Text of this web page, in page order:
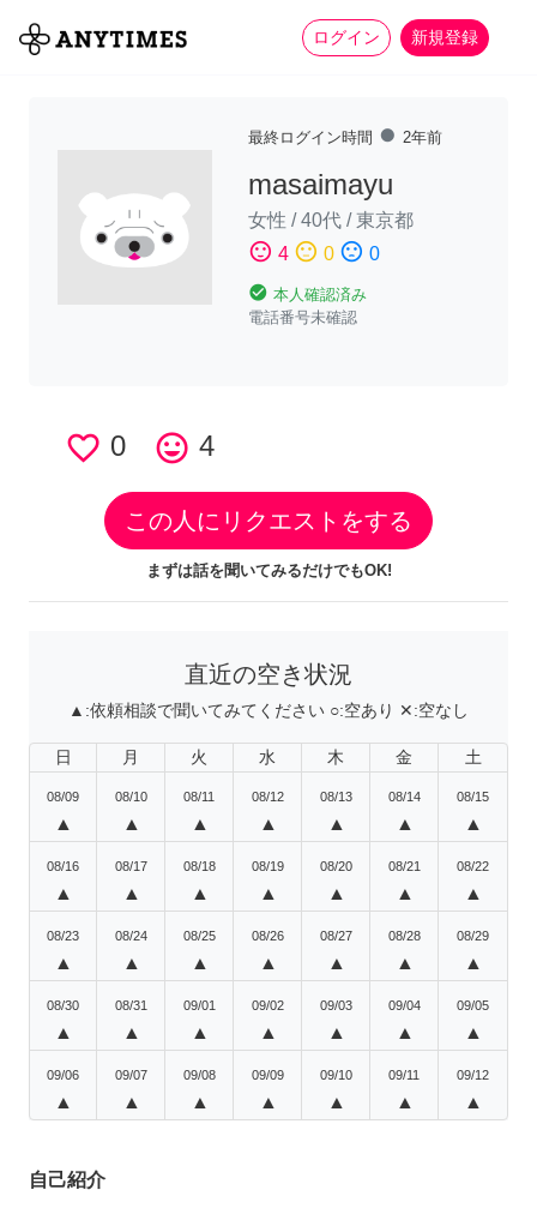
ログイン 新規登録
全て 家事 more_horiz
最終ログイン時間 fiber_manual_record 2年前
masaimayu
女性 /40代 /東京都
sentiment_satisfied 4 sentiment_neutral 0 sentiment_dissatisfied 0
check_circle 本人確認済み
電話番号未確認
favorite_border 0 tag_faces 4
この人にリクエストをする
まずは話を聞いてみるだけでもOK!
直近の空き状況
▲:依頼相談で聞いてみてください ○:空あり ✕:空なし
日 月 火 水 木 金 土
08/09
▲
08/10
▲
08/11
▲
08/12
▲
08/13
▲
08/14
▲
08/15
▲
08/16
▲
08/17
▲
08/18
▲
08/19
▲
08/20
▲
08/21
▲
08/22
▲
08/23
▲
08/24
▲
08/25
▲
08/26
▲
08/27
▲
08/28
▲
08/29
▲
08/30
▲
08/31
▲
09/01
▲
09/02
▲
09/03
▲
09/04
▲
09/05
▲
09/06
▲
09/07
▲
09/08
▲
09/09
▲
09/10
▲
09/11
▲
09/12
▲
自己紹介